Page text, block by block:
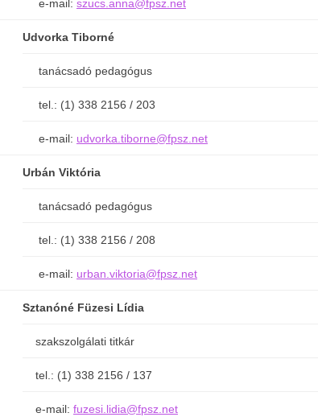
e-mail: szucs.anna@fpsz.net
Udvorka Tiborné
tanácsadó pedagógus
tel.: (1) 338 2156 / 203
e-mail: udvorka.tiborne@fpsz.net
Urbán Viktória
tanácsadó pedagógus
tel.: (1) 338 2156 / 208
e-mail: urban.viktoria@fpsz.net
Sztanóné Füzesi Lídia
szakszolgálati titkár
tel.: (1) 338 2156 / 137
e-mail: fuzesi.lidia@fpsz.net